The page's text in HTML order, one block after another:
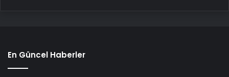
En Güncel Haberler